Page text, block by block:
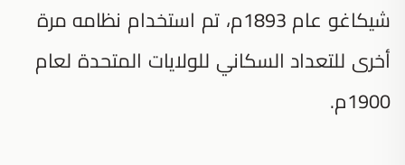
شيكاغو عام 1893م، تم استخدام نظامه مرة
أخرى للتعداد السكاني للولايات المتحدة لعام
1900م.